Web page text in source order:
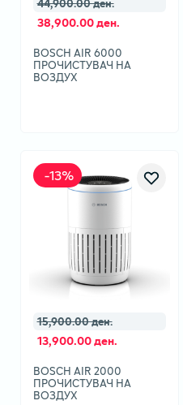
38,900.00 ден.
BOSCH AIR 6000
ПРОЧИСТУВАЧ НА
ВОЗДУХ
-13%
15,900.00 ден.
13,900.00 ден.
BOSCH AIR 2000
ПРОЧИСТУВАЧ НА
ВОЗДУХ